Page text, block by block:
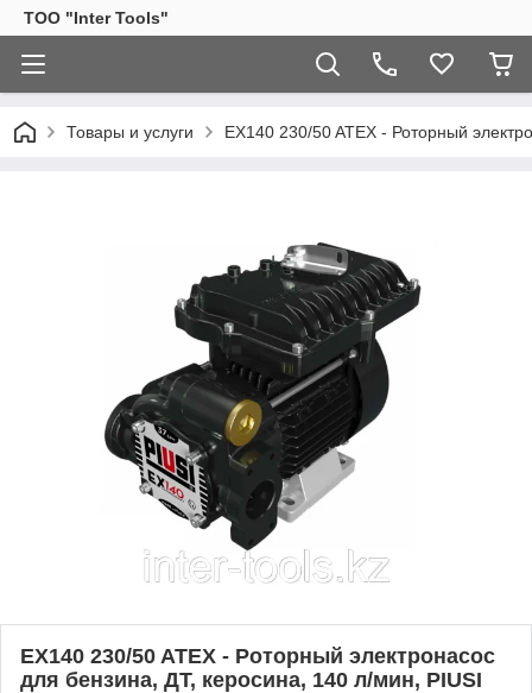
ТОО "Inter Tools"
Товары и услуги EX140 230/50 ATEX - Роторный
EX140 230/50 ATEX - Роторный электронасос
для бензина, ДТ, керосина, 140 л/мин, PIUSI